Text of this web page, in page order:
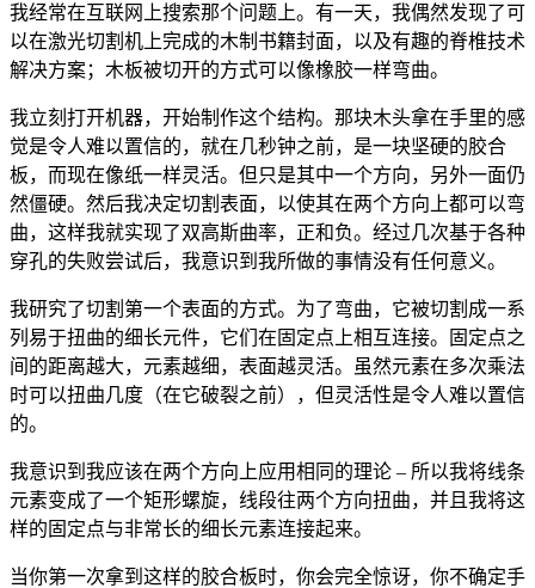
我经常在互联网上搜索那个问题上。有一天，我偶然发现了可
以在激光切割机上完成的木制书籍封面，以及有趣的脊椎技术
解决方案；木板被切开的方式可以像橡胶一样弯曲。
我立刻打开机器，开始制作这个结构。那块木头拿在手里的感
觉是令人难以置信的，就在几秒钟之前，是一块坚硬的胶合
板，而现在像纸一样灵活。但只是其中一个方向，另外一面仍
然僵硬。然后我决定切割表面，以使其在两个方向上都可以弯
曲，这样我就实现了双高斯曲率，正和负。经过几次基于各种
穿孔的失败尝试后，我意识到我所做的事情没有任何意义。
我研究了切割第一个表面的方式。为了弯曲，它被切割成一系
列易于扭曲的细长元件，它们在固定点上相互连接。固定点之
间的距离越大，元素越细，表面越灵活。虽然元素在多次乘法
时可以扭曲几度（在它破裂之前），但灵活性是令人难以置信
的。
我意识到我应该在两个方向上应用相同的理论 – 所以我将线条
元素变成了一个矩形螺旋，线段往两个方向扭曲，并且我将这
样的固定点与非常长的细长元素连接起来。
当你第一次拿到这样的胶合板时，你会完全惊讶，你不确定手